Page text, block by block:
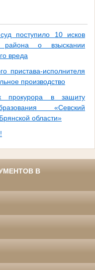
поступило 10 исков
района о взыскании
вреда
пристава-исполнителя
производство
прокурора в защиту
«Севский
области»
В